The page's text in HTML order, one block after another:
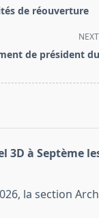
de réouverture
de président
3D à Septème
la section